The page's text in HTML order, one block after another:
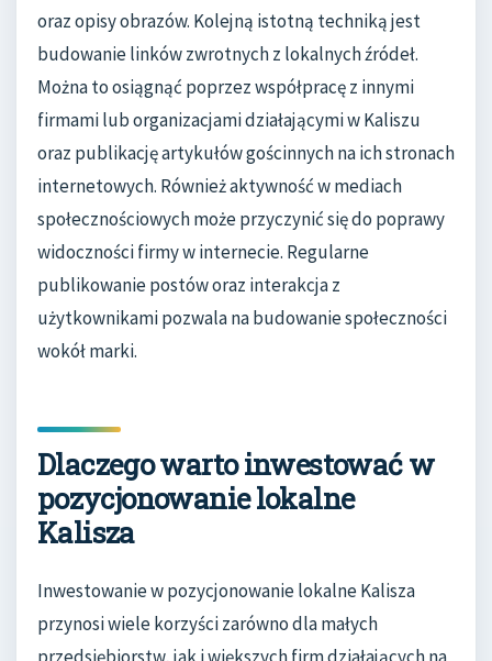
oraz opisy obrazów. Kolejną istotną techniką jest
budowanie linków zwrotnych z lokalnych źródeł.
Można to osiągnąć poprzez współpracę z innymi
firmami lub organizacjami działającymi w Kaliszu
oraz publikację artykułów gościnnych na ich stronach
internetowych. Również aktywność w mediach
społecznościowych może przyczynić się do poprawy
widoczności firmy w internecie. Regularne
publikowanie postów oraz interakcja z
użytkownikami pozwala na budowanie społeczności
wokół marki.
Dlaczego warto inwestować w
pozycjonowanie lokalne
Kalisza
Inwestowanie w pozycjonowanie lokalne Kalisza
przynosi wiele korzyści zarówno dla małych